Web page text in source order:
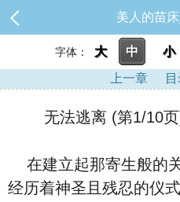
美人的苗
字体： 大 中 小
上一章
无法逃离 (第1/10
在建立起那寄生般的
经历着神圣且残忍的仪